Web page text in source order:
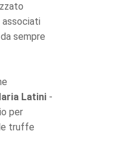
associati
sempre
Latini -
per
truffe